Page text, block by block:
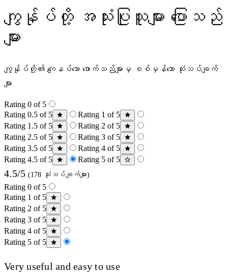
ကျွန်ုပ်တို့ အသုံးပြုသူများ ပြောသည်
များ
ကျွန်ုပ်တို့၏ ကျေနပ်သော ဖောက်သည်များမှ စစ်မှန်သော သုံးသပ်ချက်
များ
Rating 0 of 5
Rating 0.5 of 5
Rating 1 of 5
Rating 1.5 of 5
Rating 2 of 5
Rating 2.5 of 5
Rating 3 of 5
Rating 3.5 of 5
Rating 4 of 5
Rating 4.5 of 5
Rating 5 of 5
4.5/5 (178 သုံးသပ်ချက်များ)
Rating 0 of 5
Rating 1 of 5
Rating 2 of 5
Rating 3 of 5
Rating 4 of 5
Rating 5 of 5
Very useful and easy to use